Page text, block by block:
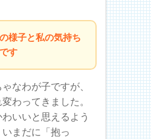
様子と私の気持ち
す
なわが子ですが、
わってきました。
いいと思えるよう
まだに「抱っ